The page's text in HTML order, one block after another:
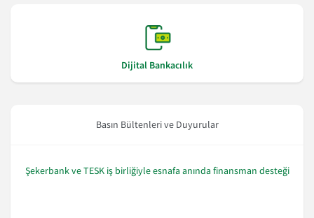
Dijital Bankacılık
Basın Bültenleri ve Duyurular
Şekerbank ve TESK iş birliğiyle esnafa anında finansman desteği